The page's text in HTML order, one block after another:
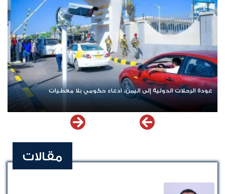
عودة الرحلات الدولية إلى اليمن.. ادعاء حكومي بلا معطيات
مقالات